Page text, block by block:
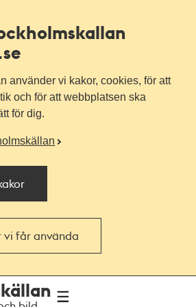
använder vi kakor, cookies, för att
och för att webbplatsen ska
för dig.
vi får använda